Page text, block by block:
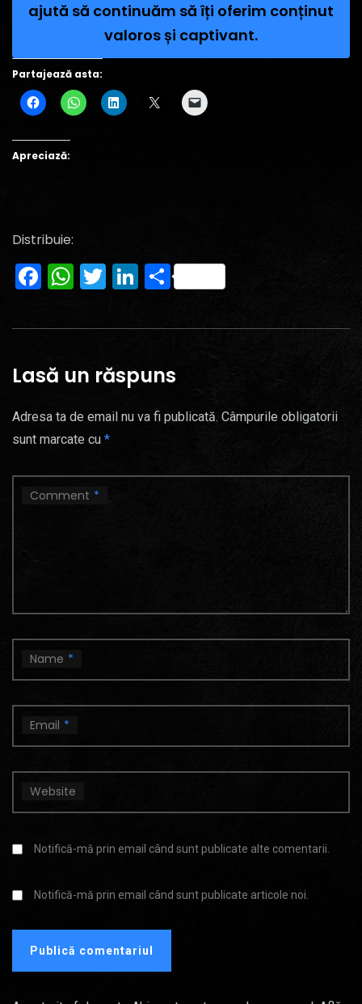
ajută să continuăm să îți oferim conținut
valoros și captivant.
Partajează asta:
Apreciază:
Distribuie:
Facebook
WhatsApp
Twitter
LinkedIn
Partajează
Lasă un răspuns
Adresa ta de email nu va fi publicată. Câmpurile obligatorii
sunt marcate cu *
Comment *
Name *
Email *
Website
Notifică-mă prin email când sunt publicate alte comentarii.
Notifică-mă prin email când sunt publicate articole noi.